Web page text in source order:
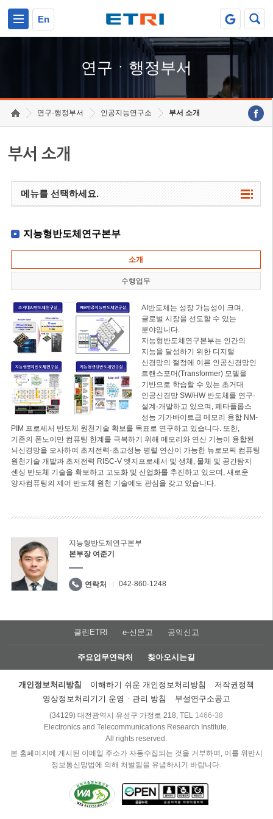
En
연구ㆍ행정부서
연구·행정부서 인공지능연구소 부서 소개
부서 소개
메뉴를 선택하세요.
지능형반도체연구본부
소개
수행업무
AI반도체는 성장 가능성이 크며,
글로벌 시장을 선도할 수 있는
분야입니다.
지능형반도체연구본부는 인간의
지능을 달성하기 위한 디지털
신경망의 절정에 이른 인공신경망인
트랜스포머(Transformer) 모델을
기반으로 학습할 수 있는 초거대
인공신경망 SW/HW 반도체를 연구·
설계·개발하고 있으며, 페타플롭스
성능 기가바이트급 메모리 융합 NM-
PIM 프로세서 반도체 원천기술 확보를 목표로 연구하고 있습니다. 또한,
기존의 폰노이만 컴퓨팅 한계를 극복하기 위해 메모리와 연산 기능이 융합된
뇌신경망을 모사하여 초저전력·초고성능 병렬 연산이 가능한 뉴로모픽 컴퓨팅
원천기술 개발과 초저전력 RISC-V 엣지프로세서 및 생체, 물체 및 공간탐지
센싱 반도체 기술을 확보하고 고도화 및 산업화를 추진하고 있으며, 새로운
양자컴퓨팅의 제어 반도체 원천 기술에도 관심을 갖고 있습니다.
지능형반도체연구본부
본부장 여준기
연락처 042-860-1248
클린ETRI e-신문고 공익신고
주요업무연락처 찾아오시는길
개인정보처리방침 이해하기 쉬운 개인정보처리방침
저작권정책
영상정보처리기기 운영ㆍ관리 방침
부설연구소공고
(34129) 대전광역시 유성구 가정로 218, TEL 1466-38
Electronics and Telecommunications Research Institute.
All rights reserved.
본 홈페이지에 게시된 이메일 주소가 자동수집되는 것을 거부하며, 이를 위반시
정보통신망법에 의해 처벌됨을 유념하시기 바랍니다.